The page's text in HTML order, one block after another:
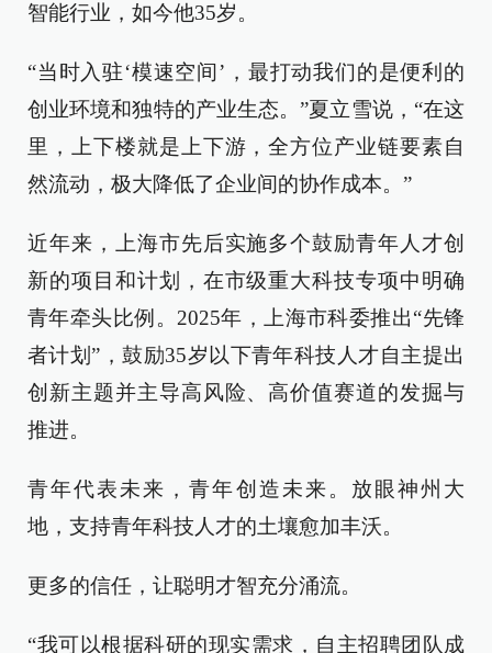
智能行业，如今他35岁。
“当时入驻‘模速空间’，最打动我们的是便利的
创业环境和独特的产业生态。”夏立雪说，“在这
里，上下楼就是上下游，全方位产业链要素自
然流动，极大降低了企业间的协作成本。”
近年来，上海市先后实施多个鼓励青年人才创
新的项目和计划，在市级重大科技专项中明确
青年牵头比例。2025年，上海市科委推出“先锋
者计划”，鼓励35岁以下青年科技人才自主提出
创新主题并主导高风险、高价值赛道的发掘与
推进。
青年代表未来，青年创造未来。放眼神州大
地，支持青年科技人才的土壤愈加丰沃。
更多的信任，让聪明才智充分涌流。
“我可以根据科研的现实需求，自主招聘团队成